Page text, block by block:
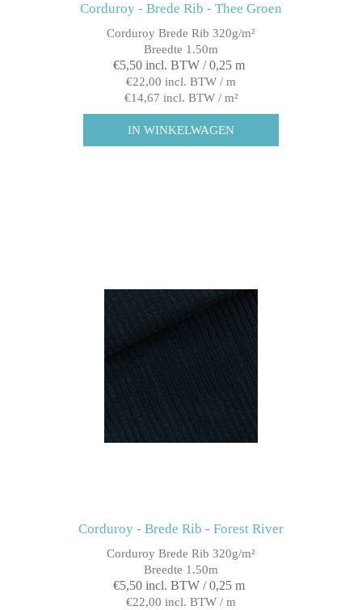
Corduroy - Brede Rib - Thee Groen
Corduroy Brede Rib 320g/m²
Breedte 1.50m
€5,50 incl. BTW / 0,25 m
€22,00 incl. BTW / m
€14,67 incl. BTW / m²
Corduroy - Brede Rib - Forest River
Corduroy Brede Rib 320g/m²
Breedte 1.50m
€5,50 incl. BTW / 0,25 m
€22,00 incl. BTW / m